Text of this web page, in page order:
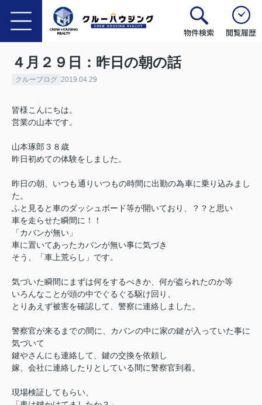
物件検索 閲覧履歴
４月２９日：昨日の朝の話
クルーブログ 2019.04.29
皆様こんにちは。
営業の山本です。
山本琢郎３８歳
昨日初めての体験をしました。
昨日の朝、いつも通りいつもの時間に出勤の為車に乗り込みまし
た。
ふと見ると車のダッシュボード等が開いており、？？と思い
車を走らせた瞬間に！！
「カバンが無い」
車に置いてあったカバンが無い事に気づき
そう、「車上荒らし」です。
気づいた瞬間にまずは何をするべきか、何が盗られたのか等
いろんなことが頭の中でぐるぐる駆け回り、
とりあえず被害を確認して、警察に連絡しました。
警察官が来るまでの間に、カバンの中に家の鍵が入っていた事に
気づいて
鍵やさんにも連絡して、鍵の交換を依頼し
嫁、会社に連絡したりとしている間に警察官到着。
現場検証してもらい、